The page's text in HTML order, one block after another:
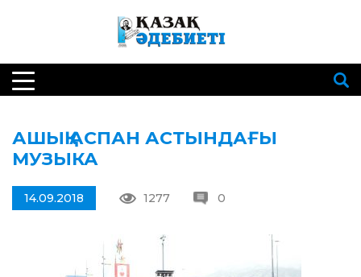
АШЫҚ АСПАН АСТЫНДАҒЫ
МУЗЫКА
14.09.2018 1277 0